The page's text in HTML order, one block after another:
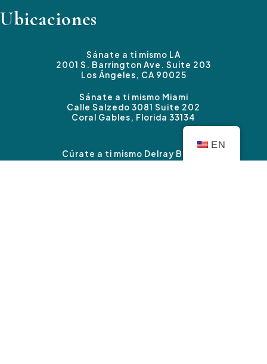
Ubicaciones
Sánate a ti mismo LA
2001 S. Barrington Ave. Suite 203
Los Ángeles, CA 90025
Sánate a ti mismo Miami
Calle Salzedo 3081 Suite 202
Coral Gables, Florida 33134
Cúrate a ti mismo Delray Beach
3339 Carretera Federal #B
EN